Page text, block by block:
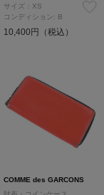
サイズ：XS
コンディション: B
10,400円（税込）
COMME des GARCONS